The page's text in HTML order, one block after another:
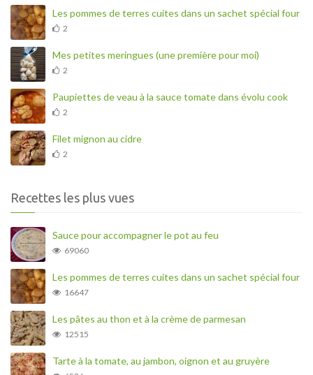
Les pommes de terres cuites dans un sachet spécial four
2
Mes petites meringues (une première pour moi)
2
Paupiettes de veau à la sauce tomate dans évolu cook
2
Filet mignon au cidre
2
Recettes les plus vues
Sauce pour accompagner le pot au feu
69060
Les pommes de terres cuites dans un sachet spécial four
16647
Les pâtes au thon et à la crème de parmesan
12515
Tarte à la tomate, au jambon, oignon et au gruyère